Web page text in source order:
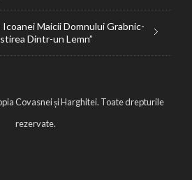
Maicii Domnului Grabnic-
Dintr-un Lemn”
Covasnei și Harghitei. Toate drepturile
rezervate.